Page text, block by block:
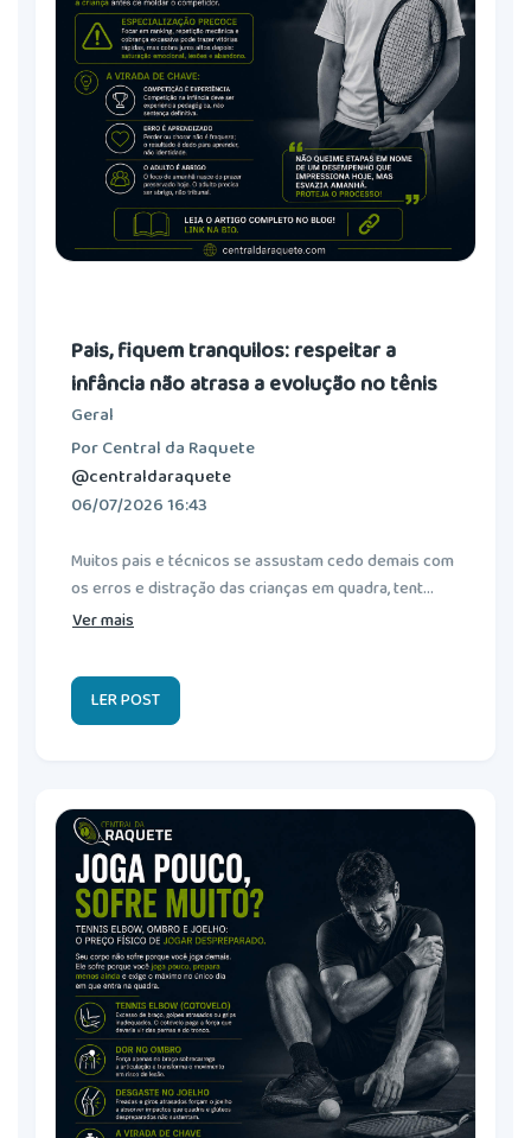
Pais, fiquem tranquilos: respeitar a
infância não atrasa a evolução no tênis
Geral
Por Central da Raquete
@centraldaraquete
06/07/2026 16:43
Muitos pais e técnicos se assustam cedo demais com
os erros e distração das crianças em quadra, tent...
Ver mais
LER POST